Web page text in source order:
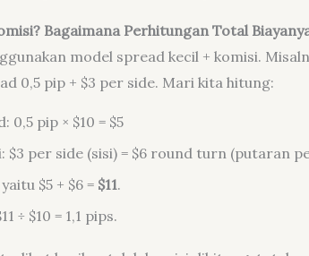
Bagaimana Perhitungan Total
model spread kecil + komisi.
0,5 pip + $3 per side. Mari kita hitung:
0,5 pip × $10 = $5
$3 per side (sisi) = $6 round turn (putaran
$5 + $6 = $11.
÷ $10 = 1,1 pips.